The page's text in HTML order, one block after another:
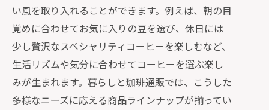
手軽に始める自宅コーヒーライフと通販活
用法
通販で始める手軽な暮らしとコーヒー
実践法
暮らしと珈琲通販が初心者に優しい理
由とは
い風を取り入れることができます。例えば、朝の目
覚めに合わせてお気に入りの豆を選び、休日には
少し贅沢なスペシャリティコーヒーを楽しむなど、
生活リズムや気分に合わせてコーヒーを選ぶ楽し
みが生まれます。暮らしと珈琲通販では、こうした
多様なニーズに応える商品ラインナップが揃ってい